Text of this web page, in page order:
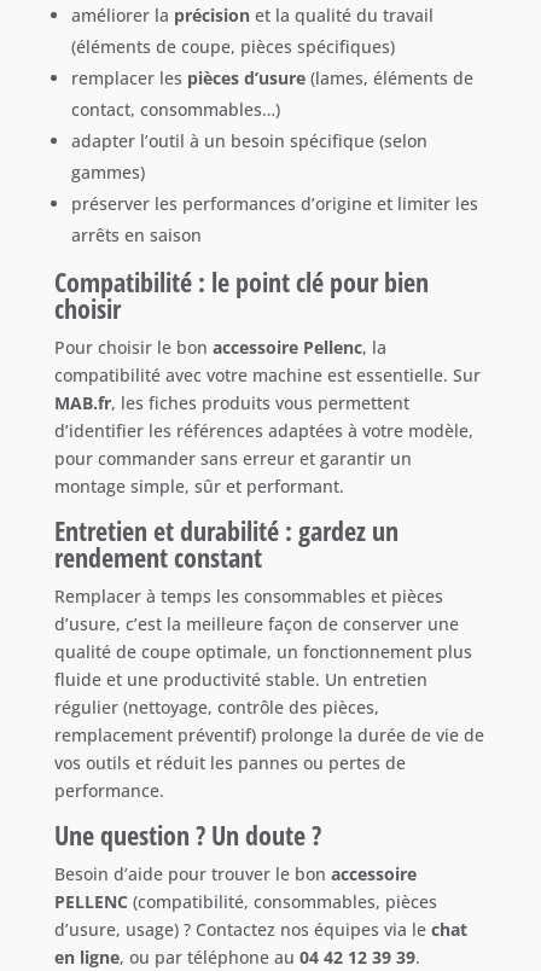
améliorer la précisionet la qualité du travail
(éléments de coupe, pièces spécifiques)
remplacer les pièces d’usure(lames, éléments de
contact, consommables…)
adapter l’outil à un besoin spécifique (selon
gammes)
préserver les performances d’origine et limiter les
arrêts en saison
Compatibilité : le point clé pour bien
choisir
Pour choisir le bon accessoire Pellenc, la
compatibilité avec votre machine est essentielle. Sur
MAB.fr, les fiches produits vous permettent
d’identifier les références adaptées à votre modèle,
pour commander sans erreur et garantir un
montage simple, sûr et performant.
Entretien et durabilité : gardez un
rendement constant
Remplacer à temps les consommables et pièces
d’usure, c’est la meilleure façon de conserver une
qualité de coupe optimale, un fonctionnement plus
fluide et une productivité stable. Un entretien
régulier (nettoyage, contrôle des pièces,
remplacement préventif) prolonge la durée de vie de
vos outils et réduit les pannes ou pertes de
performance.
Une question ? Un doute ?
Besoin d’aide pour trouver le bon accessoire
PELLENC (compatibilité, consommables, pièces
d’usure, usage) ? Contactez nos équipes via le chat
en ligne, ou par téléphone au 04 42 12 39 39.